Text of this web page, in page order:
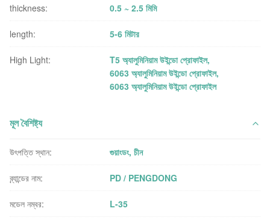
thickness: 0.5 ~ 2.5 মিমি
length: 5-6 মিটার
High Light: T5 অ্যালুমিনিয়াম উইন্ডো প্রোফাইল,
6063 অ্যালুমিনিয়াম উইন্ডো প্রোফাইল,
6063 অ্যালুমিনিয়াম উইন্ডো প্রোফাইল
মূল বৈশিষ্ট্য
উৎপত্তি স্থান: গুয়াংডং, চীন
ব্র্যান্ডের নাম: PD / PENGDONG
মডেল নম্বর: L-35